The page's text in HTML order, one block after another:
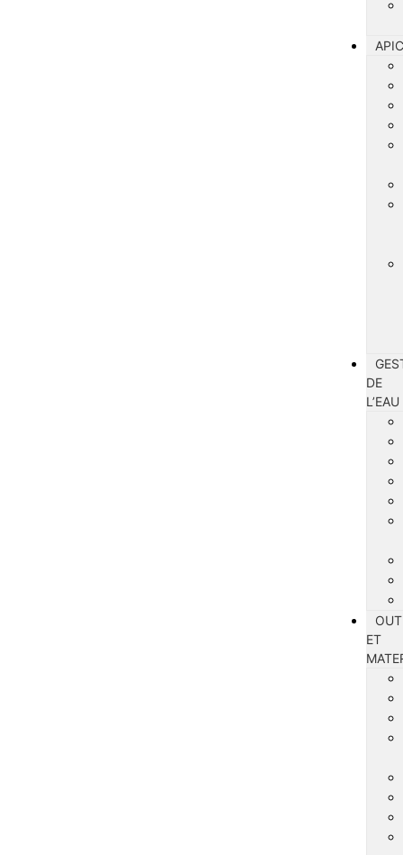
DE
L’EAU
ET